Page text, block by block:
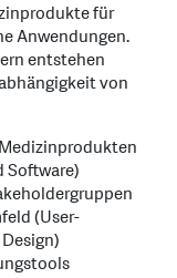
für
Anwendungen.
entstehen
von
Software)
(User-